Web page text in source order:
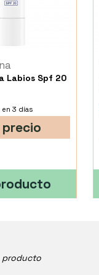
Labios Spf 20
3 días
precio
producto